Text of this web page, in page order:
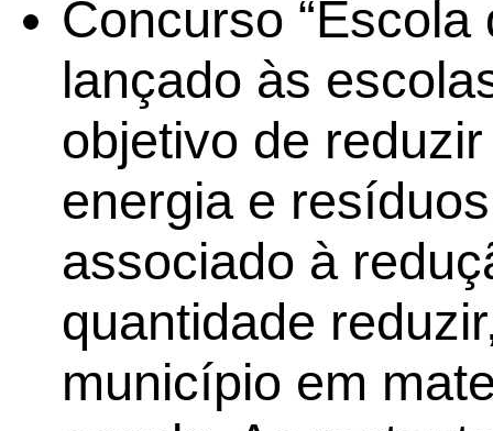
Concurso
lançado às
objetivo de
energia e
associado à
quantidade
município em